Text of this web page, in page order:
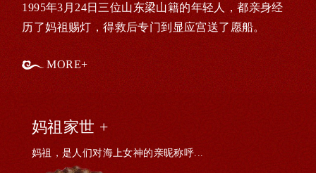
1995年3月24日三位山东梁山籍的年轻人，都亲身经
历了妈祖赐灯，得救后专门到显应宫送了愿船。
MORE+
妈祖家世 +
妈祖，是人们对海上女神的亲昵称呼...